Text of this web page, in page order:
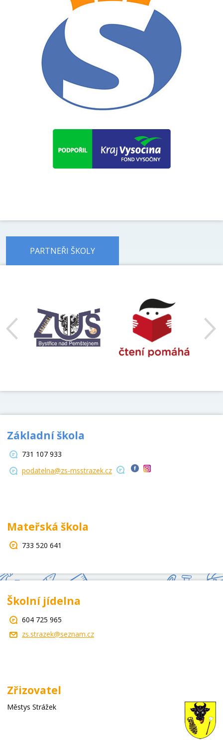
PARTNEŘI ŠKOLY
Základní škola
731 107 933
podatelna@zs-msstrazek.cz
Mateřská škola
733 520 641
Školní jídelna
604 725 965
zs.strazek@seznam.cz
Zřizovatel
Městys Strážek